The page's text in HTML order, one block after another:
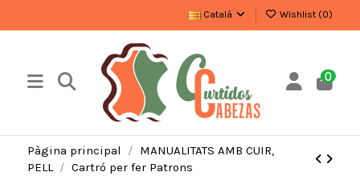
Català Wishlist (0)
0
Pàgina principal
MANUALITATS AMB CUIR,
PELL
Cartró per fer Patrons